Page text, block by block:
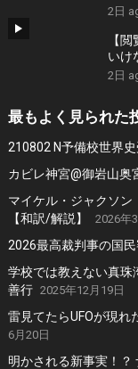
2日
【
いけ
2日
最もよく見られた
210802 N予備校世界
カビレ神宮@御岩山奥
マイケル・ジャクソン
【和訳/解説】
2026年
2026最高裁判事の国民
学校では教えない真珠
善行 2025年12月19日
雷見てたらUFOが現
6月20日
明かされる新事実！？